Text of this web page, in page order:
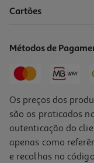
29,90 € PVP de editor
Cartões
Métodos de
Os preços dos
são os praticados
autenticação do
apenas como
e recolhas no